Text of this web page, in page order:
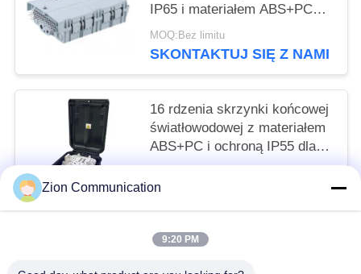
IP65 i materiałem ABS+PC
dla bezpiecznego zarządzania
światłem
MOQ:Bez limitu
SKONTAKTUJ SIĘ Z NAMI
16 rdzenia skrzynki końcowej
światłowodowej z materiałem
ABS+PC i ochroną IP55 dla
sieci Fttx
SKONTAKTUJ SIĘ Z NAMI
Zion Communication
9:20 PM